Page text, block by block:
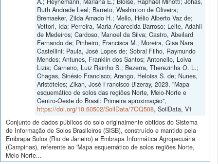
Ruth Andrade Leal; Barreto, Washinton de Oliveira;
Bremaeker, Zilda Amado H.; Mello, Hélio Alberto Vaz de;
Vettori, Ida; Perreira, Maria Aparecida Barroso; Leite, Adahil
de Medeiros; Cardoso, Manoel da Silva; Castro, Abeilard
Fernando de; Pinheiro, Francisca M.; Moreira, Gisa Nara
Castellini; Paula, José Lopes de; Sobral Filho, Raymundo
Mendes; Antunes, Franklin dos Santos; Antonello, Loiva
Lizia; Carneiro, Luiz Rainho S.; Bezerra, Therezinha O. L.;
Chagas, Sinésio Francisco; Arango, Heloisa S. de; Nunes,
Aristóteles; Zikan, José Francisco Bizeray, 2023, "Mapa
esquemático de solos das regiões Norte, Meio-Norte e
Centro-Oeste do Brasil: Primeira aproximação",
https://doi.org/10.60502/SoilData/7OQ508, SoilData, V1
Conjunto de dados públicos do solo originalmente obtidos do Sistema
de Informação de Solos Brasileiros (SISB), construído e mantido pela
Embrapa Solos (Rio de Janeiro) e Embrapa Informática Agropecuária
(Campinas), referente ao 'Mapa esquemático de solos regiões Norte,
Meio-Norte...